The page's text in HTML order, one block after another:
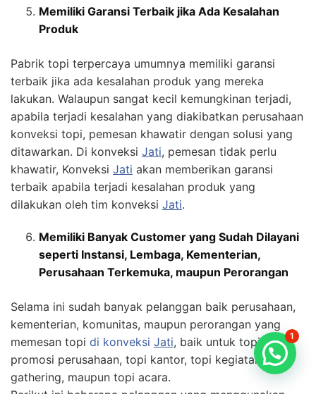
Memiliki Garansi Terbaik jika Ada Kesalahan
Produk
Pabrik topi terpercaya umumnya memiliki garansi
terbaik jika ada kesalahan produk yang mereka
lakukan. Walaupun sangat kecil kemungkinan terjadi,
apabila terjadi kesalahan yang diakibatkan perusahaan
konveksi topi, pemesan khawatir dengan solusi yang
ditawarkan. Di konveksi Jati, pemesan tidak perlu
khawatir, Konveksi Jati akan memberikan garansi
terbaik apabila terjadi kesalahan produk yang
dilakukan oleh tim konveksi Jati.
Memiliki Banyak Customer yang Sudah Dilayani
seperti Instansi, Lembaga, Kementerian,
Perusahaan Terkemuka, maupun Perorangan
Selama ini sudah banyak pelanggan baik perusahaan,
kementerian, komunitas, maupun perorangan yang
memesan topi di konveksi Jati, baik untuk topi
promosi perusahaan, topi kantor, topi kegiatan
gathering, maupun topi acara.
1